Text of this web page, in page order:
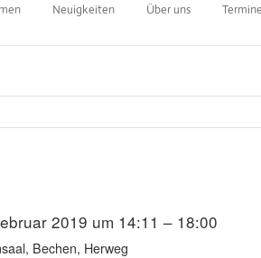
Neuigkeiten Über uns Termine
2019 um 14:11 – 18:00
Bechen, Herweg